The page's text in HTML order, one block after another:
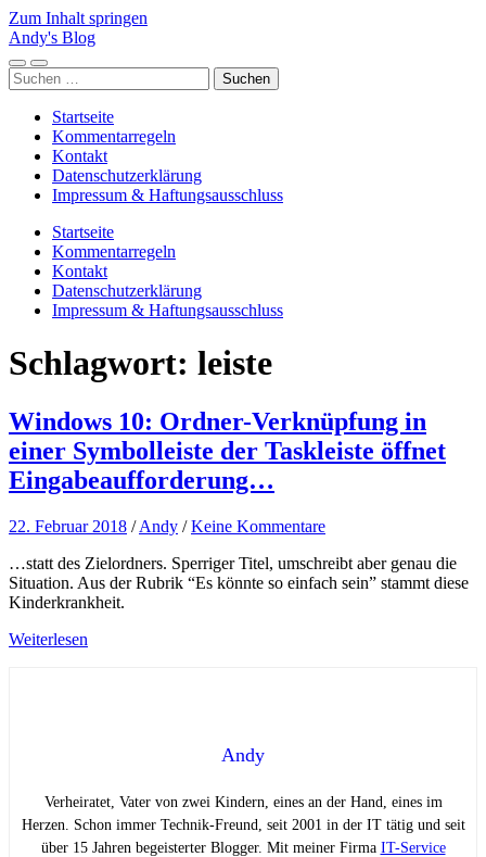
Zum Inhalt springen
Andy's Blog
Mobile-
Menü
Suchfeld
ein-/ausblenden
Suchen
nach:
Startseite
Kommentarregeln
Kontakt
Datenschutzerklärung
Impressum & Haftungsausschluss
Startseite
Kommentarregeln
Kontakt
Datenschutzerklärung
Impressum & Haftungsausschluss
Schlagwort: leiste
Windows 10: Ordner-Verknüpfung in
einer Symbolleiste der Taskleiste öffnet
Eingabeaufforderung…
22. Februar 2018 /Andy /Keine Kommentare
…statt des Zielordners. Sperriger Titel, umschreibt aber genau die
Situation. Aus der Rubrik “Es könnte so einfach sein” stammt diese
Kinderkrankheit.
Weiterlesen
Andy
Verheiratet, Vater von zwei Kindern, eines an der Hand, eines im
Herzen. Schon immer Technik-Freund, seit 2001 in der IT tätig und seit
über 15 Jahren begeisterter Blogger. Mit meiner Firma IT-Service